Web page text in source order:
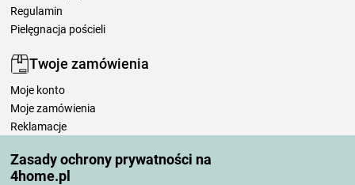
Zasady ochrony prywatności na
4home.pl
Regulamin
Pielęgnacja pościeli
Twoje zamówienia
Moje konto
Moje zamówienia
Reklamacje
Zasady przetwarzania recenzji